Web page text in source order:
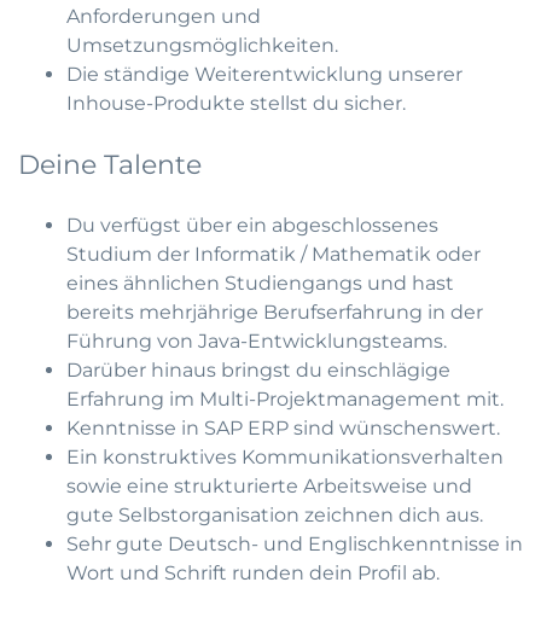
Anforderungen und
Umsetzungsmöglichkeiten.
Die ständige Weiterentwicklung unserer
Inhouse-Produkte stellst du sicher.
Deine Talente
Du verfügst über ein abgeschlossenes
Studium der Informatik / Mathematik oder
eines ähnlichen Studiengangs und hast
bereits mehrjährige Berufserfahrung in der
Führung von Java-Entwicklungsteams.
Darüber hinaus bringst du einschlägige
Erfahrung im Multi-Projektmanagement mit.
Kenntnisse in SAP ERP sind wünschenswert.
Ein konstruktives Kommunikationsverhalten
sowie eine strukturierte Arbeitsweise und
gute Selbstorganisation zeichnen dich aus.
Sehr gute Deutsch- und Englischkenntnisse in
Wort und Schrift runden dein Profil ab.